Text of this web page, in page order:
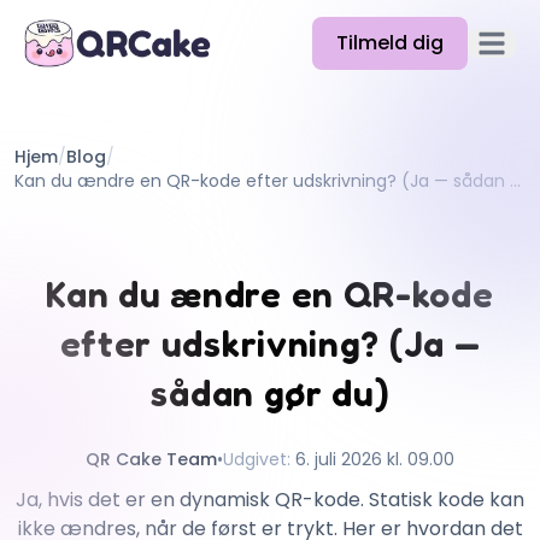
Tilmeld dig Åbn
Priser
Docs
Hjælp
Hjem/Blog/
Kan du ændre en QR-kode efter udskrivning? (Ja — sådan gør du)
Kan du ændre en QR-kode
efter udskrivning? (Ja —
sådan gør du)
QR Cake Team•Udgivet: 6. juli 2026 kl. 09.00
Ja, hvis det er en dynamisk QR-kode. Statisk kode kan
ikke ændres, når de først er trykt. Her er hvordan det